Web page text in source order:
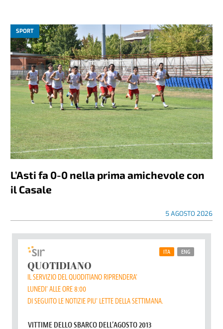
SPORT
L’Asti fa 0-0 nella prima amichevole con
il Casale
5 AGOSTO 2026